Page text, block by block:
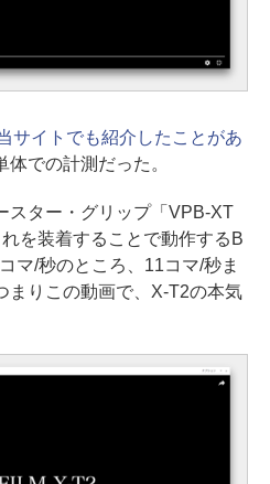
サイトでも紹介したことがあ
での計測だった。
スター・グリップ「VPB-XT
を装着することで動作するB
マ/秒のところ、11コマ/秒ま
まりこの動画で、X-T2の本気